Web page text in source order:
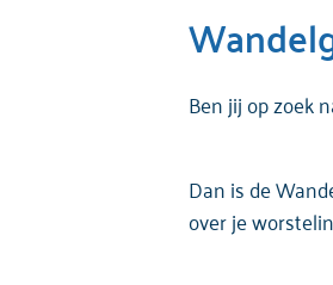
Benjijopzoek
Dan is de
over je